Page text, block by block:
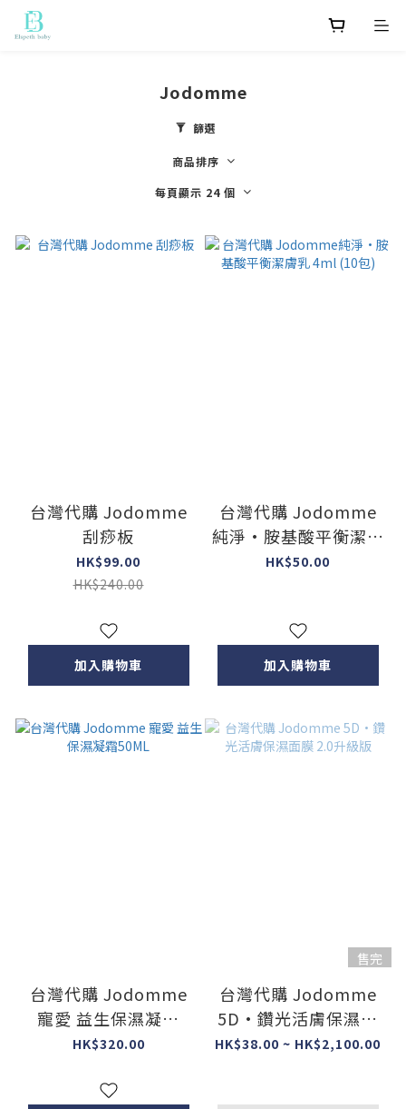
Jodomme
篩選
商品排序
每頁顯示 24 個
台灣代購 Jodomme
刮痧板
HK$99.00
HK$240.00
加入購物車
台灣代購 Jodomme
純淨·胺基酸平衡潔膚
乳 4ml (10包)
HK$50.00
加入購物車
台灣代購 Jodomme
寵愛 益生保濕凝霜
50ML
HK$320.00
售完
台灣代購 Jodomme
5D•鑽光活膚保濕面
膜 2.0升級版
HK$38.00 ~ HK$2,100.00